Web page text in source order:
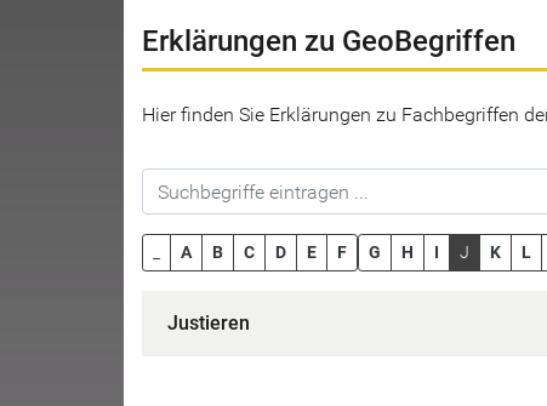
Erklärungen zu GeoBegriffen
Hier finden Sie Erklärungen zu Fachbegriffen
A B C D E F G H I J K L
Justieren